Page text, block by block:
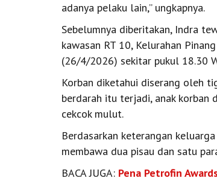
adanya pelaku lain,” ungkapnya.
Sebelumnya diberitakan, Indra
kawasan RT 10, Kelurahan
(26/4/2026) sekitar pukul 18.30
Korban diketahui diserang oleh
berdarah itu terjadi, anak korban
cekcok mulut.
Berdasarkan keterangan
membawa dua pisau dan satu
BACA JUGA: Pena Petrofin